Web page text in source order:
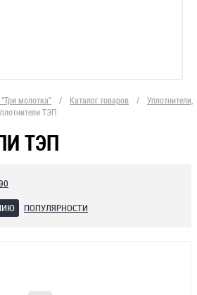
молотка" / Каталог товаров /
Уплотнители,
ТЭП
ТЭП
ПОПУЛЯРНОСТИ